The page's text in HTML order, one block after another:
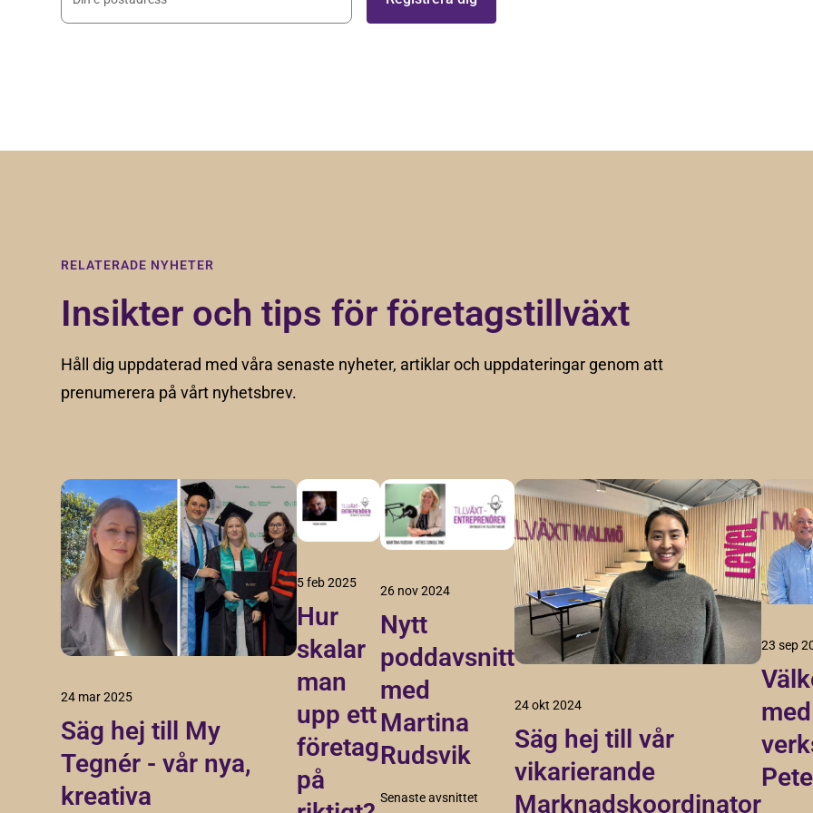
RELATERADE NYHETER
Insikter och tips för företagstillväxt
Håll dig uppdaterad med våra senaste nyheter, artiklar och uppdateringar genom att
prenumerera på vårt nyhetsbrev.
24 mar 2025
Säg hej till My
Tegnér - vår nya,
kreativa
5 feb 2025
Hur
skalar
man
upp ett
företag
på
26 nov 2024
Nytt
poddavsnitt
med
Martina
Rudsvik
Senaste avsnittet
24 okt 2024
Säg hej till vår
vikarierande
Marknadskoordinator
23 sep